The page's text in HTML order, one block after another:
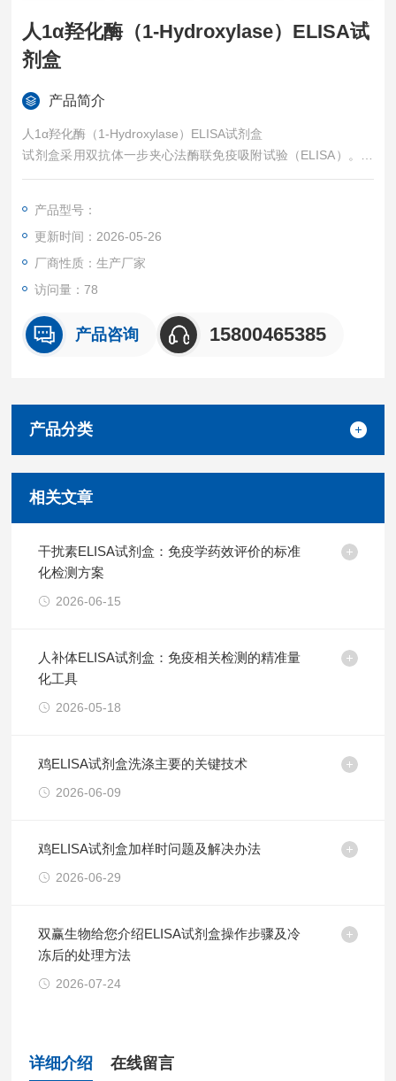
人1α羟化酶（1-Hydroxylase）ELISA试
剂盒
产品简介
人1α羟化酶（1-Hydroxylase）ELISA试剂盒
试剂盒采用双抗体一步夹心法酶联免疫吸附试验（ELISA）。往
预先包被锁链素（DES）抗体的包被微孔中，依次加入标本、标
色，TMB在过氧化物酶的催化下转化成蓝色，并在酸的作用下转
化成最终的黄色。颜色的深浅和样品中的锁链素（DES）呈正相
关。
产品型号：
更新时间：2026-05-26
厂商性质：生产厂家
访问量：78
产品咨询 15800465385
产品分类
相关文章
干扰素ELISA试剂盒：免疫学药效评价的标准
化检测方案
2026-06-15
人补体ELISA试剂盒：免疫相关检测的精准量
化工具
2026-05-18
鸡ELISA试剂盒洗涤主要的关键技术
2026-06-09
鸡ELISA试剂盒加样时问题及解决办法
2026-06-29
双赢生物给您介绍ELISA试剂盒操作步骤及冷
冻后的处理方法
2026-07-24
详细介绍 在线留言